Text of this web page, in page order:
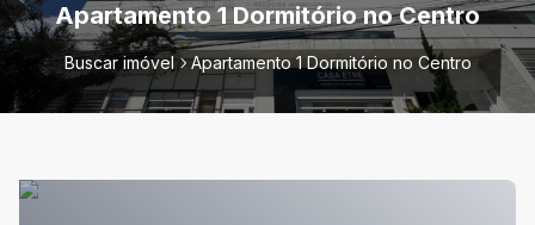
Apartamento 1 Dormitório no Centro
Buscar imóvel Apartamento 1 Dormitório no Centro